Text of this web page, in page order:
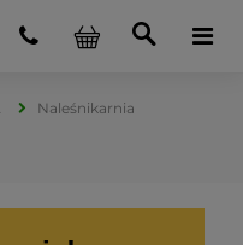
Naleśnikarnia